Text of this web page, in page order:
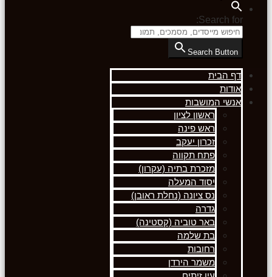
Search for:
Search Button
דף הבית
אודות
אנשי המושבות
ראשון לציון
ראש פינה
זכרון יעקב
פתח תקווה
מזכרת בתיה (עקרון)
יסוד המעלה
נס ציונה (נחלת ראובן)
גדרה
באר טוביה (קסטינה)
בת שלמה
רחובות
משמר הירדן